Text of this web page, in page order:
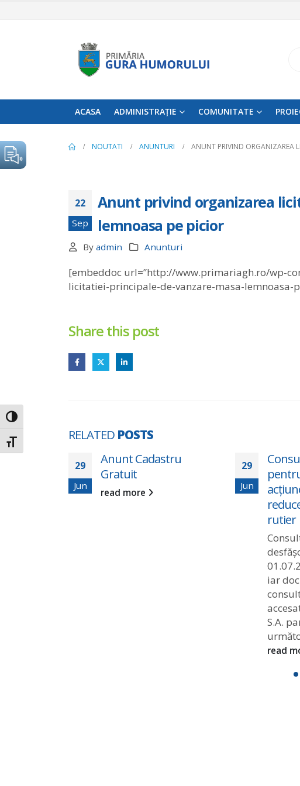
Toggle High Contrast
Toggle Font size
ACASA ADMINISTRAȚIE COMUNITATE
NOUTATI ANUNTURI ANUNT PRIVIND ORGANIZAREA
22
Sep
Anunt privind organizarea
lemnoasa pe picior
By admin Anunturi
[embeddoc url=”http://www.primariagh.ro/wp-
licitatiei-principale-de-vanzare-masa-lemnoasa-
Share this post
RELATED POSTS
–
29
Jun
Anunt Cadastru
Gratuit
read more
29
Jun
rutier
iar
S.A.
read